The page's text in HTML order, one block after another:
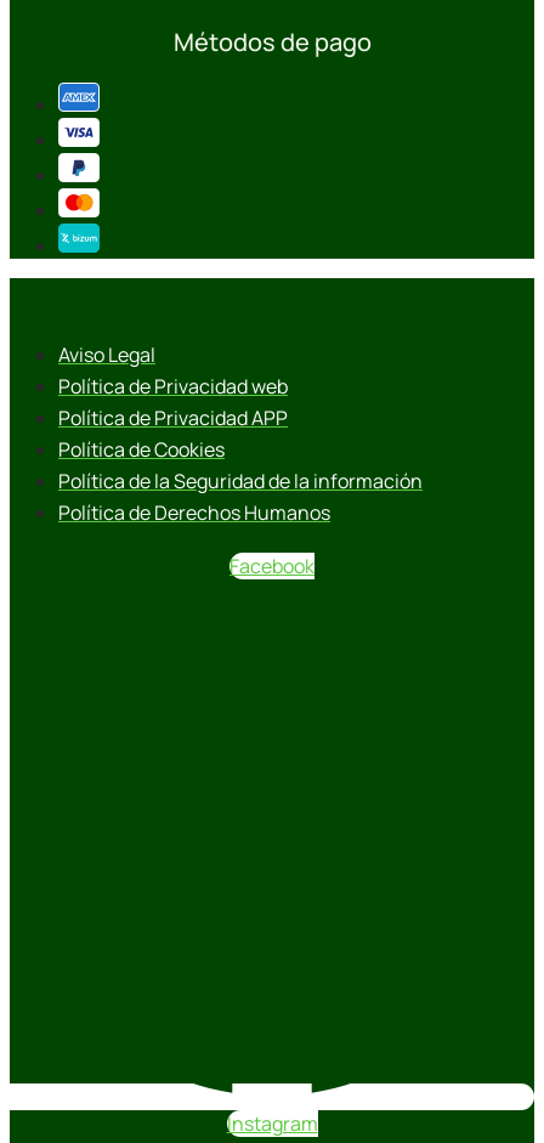
Métodos de pago
Aviso Legal
Política de Privacidad web
Política de Privacidad APP
Política de Cookies
Política de la Seguridad de la información
Política de Derechos Humanos
Facebook
Instagram